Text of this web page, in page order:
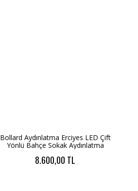
Bollard Aydınlatma Erciyes LED Çift
Yönlü Bahçe Sokak Aydınlatma
8.600,00 TL